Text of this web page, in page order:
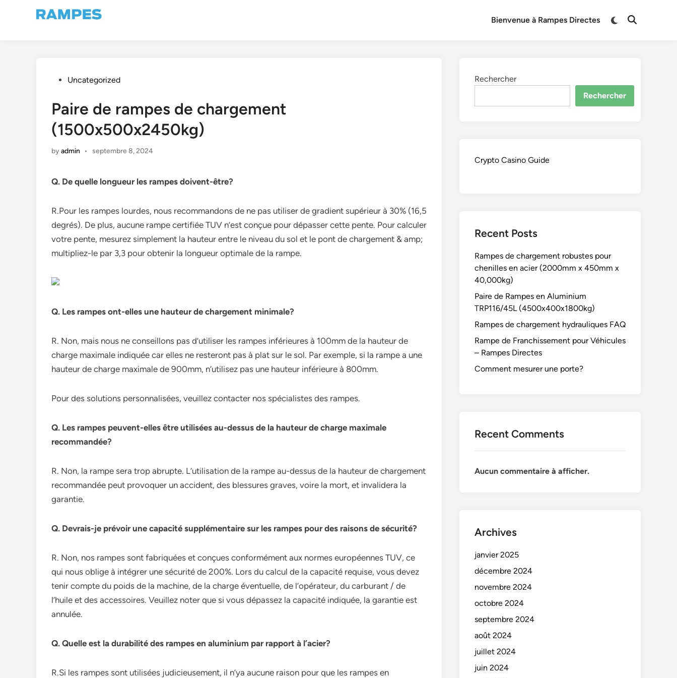
Bienvenue à Rampes Directes
Switch
Open
PostedUncategorized
Paire de rampes de chargement
(1500x500x2450kg)
byadmin • septembre 8, 2024
Q. De quelle longueur les rampes doivent-être?
R.Pour les rampes lourdes, nous recommandons de ne pas utiliser de gradient supérieur à 30% (16,5
degrés). De plus, aucune rampe certifiée TUV n’est conçue pour dépasser cette pente. Pour calculer
votre pente, mesurez simplement la hauteur entre le niveau du sol et le pont de chargement & amp;
multipliez-le par 3,3 pour obtenir la longueur optimale de la rampe.
Q. Les rampes ont-elles une hauteur de chargement minimale?
R. Non, mais nous ne conseillons pas d’utiliser les rampes inférieures à 100mm de la hauteur de
charge maximale indiquée car elles ne resteront pas à plat sur le sol. Par exemple, si la rampe a une
hauteur de charge maximale de 900mm, n’utilisez pas une hauteur inférieure à 800mm.
Pour des solutions personnalisées, veuillez contacter nos spécialistes des rampes.
Q. Les rampes peuvent-elles être utilisées au-dessus de la hauteur de charge maximale
recommandée?
R. Non, la rampe sera trop abrupte. L’utilisation de la rampe au-dessus de la hauteur de chargement
recommandée peut provoquer un accident, des blessures graves, voire la mort, et invalidera la
garantie.
Q. Devrais-je prévoir une capacité supplémentaire sur les rampes pour des raisons de sécurité?
R. Non, nos rampes sont fabriquées et conçues conformément aux normes européennes TUV, ce
qui nous oblige à intégrer une sécurité de 200%. Lors du calcul de la capacité requise, vous devez
tenir compte du poids de la machine, de la charge éventuelle, de l’opérateur, du carburant / de
l’huile et des accessoires. Veuillez noter que si vous dépassez la capacité indiquée, la garantie est
annulée.
Q. Quelle est la durabilité des rampes en aluminium par rapport à l’acier?
R.Si les rampes sont utilisées judicieusement, il n’ya aucune raison pour que les rampes en
Rechercher
Rechercher
Crypto Casino Guide
Recent Posts
Rampes de chargement robustes pour
chenilles en acier (2000mm x 450mm x
40,000kg)
Paire de Rampes en Aluminium
TRP116/45L (4500x400x1800kg)
Rampes de chargement hydrauliques FAQ
Rampe de Franchissement pour Véhicules
– Rampes Directes
Comment mesurer une porte?
Recent Comments
Aucun commentaire à afficher.
Archives
janvier 2025
décembre 2024
novembre 2024
octobre 2024
septembre 2024
août 2024
juillet 2024
juin 2024